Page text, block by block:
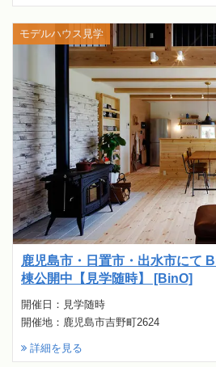
鹿児島市・日置市・出水市にて
棟公開中【見学随時】 [BinO]
開催日：見学随時
開催地：鹿児島市吉野町2624
詳細を見る
モデルハウス見学